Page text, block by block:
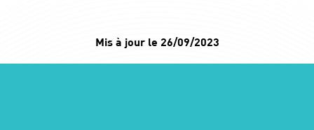
Mis à jour le 26/09/2023